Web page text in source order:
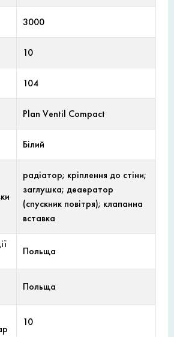
3000
10
104
Plan Ventil Compact
Білий
радіатор; кріплення до стіни;
заглушка; деаератор
(спускник повітря); клапанна
вставка
Польща
Польща
10